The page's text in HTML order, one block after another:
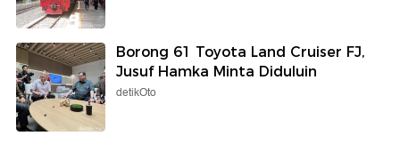
Borong 61 Toyota Land Cruiser FJ,
Jusuf Hamka Minta Diduluin
detikOto